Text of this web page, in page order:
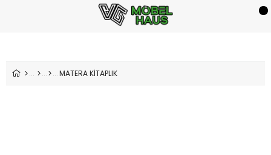
MATERA KİTAPLIK